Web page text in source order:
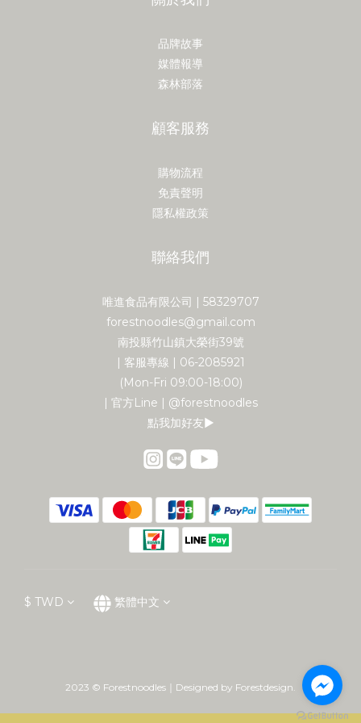
品牌故事
媒體報導
森林部落
顧客服務
購物流程
免責聲明
隱私權政策
聯絡我們
唯進食品有限公司 | 58329707
forestnoodles@gmail.com
南投縣竹山鎮大榮街39號
| 客服專線 | 06-2085921
(Mon-Fri 09:00-18:00)
| 官方Line | @forestnoodles
點我加好友▶︎
$ TWD 繁體中文
2023 © Forestnoodles｜Designed by Forestdesign.